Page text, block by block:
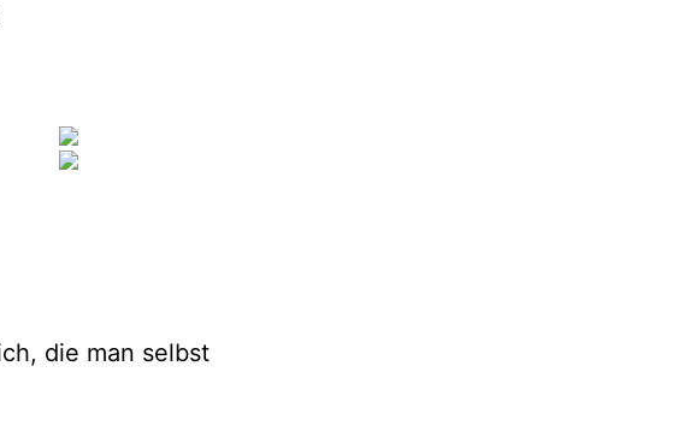
die man selbst